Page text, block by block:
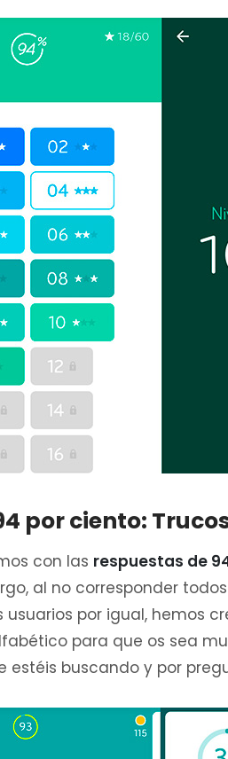
por ciento:
con las respuestas de
al no corresponder
usuarios por igual, hemos
para que os sea
estéis buscando y por